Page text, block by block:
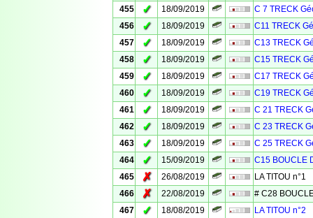
455
✓ 18/09/2019
C 7 TRECK
456
✓ 18/09/2019
C11 TRECK
457
✓ 18/09/2019
C13 TRECK
458
✓ 18/09/2019
C15 TRECK
459
✓ 18/09/2019
C17 TRECK
460
✓ 18/09/2019
C19 TRECK
461
✓ 18/09/2019
C 21 TRECK
462
✓ 18/09/2019
C 23 TRECK
463
✓ 18/09/2019
C 25 TRECK
464
✓ 15/09/2019
C15 BOUCLE
465
✗ 26/08/2019
LA TITOU n°1
466
✗ 22/08/2019
# C28
467
✓ 18/08/2019
LA TITOU n°2